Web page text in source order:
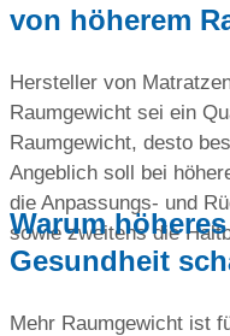
von höherem
Hersteller von
Raumgewicht sei ein
Raumgewicht, desto
Angeblich soll bei
die Anpassungs- und
sowie zweitens die
Warum
Gesundheit
Mehr Raumgewicht ist